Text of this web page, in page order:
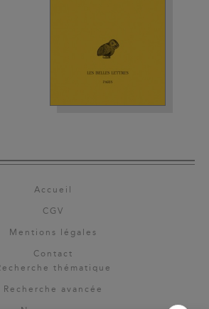
Accueil
CGV
Mentions légales
Contact
thématique
Recherche avancée